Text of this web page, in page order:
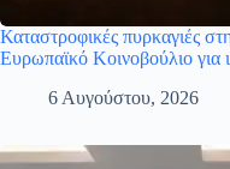
Καταστροφικές πυρκαγιές
Ευρωπαϊκό Κοινοβούλιο για
6 Αυγούστου, 2026